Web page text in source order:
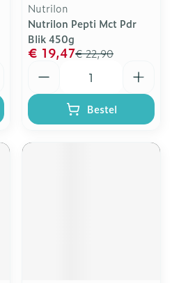
Nutrilon
Nutrilon Pepti Mct Pdr
Blik 450g
€ 22,90
€ 19,47
Bestel